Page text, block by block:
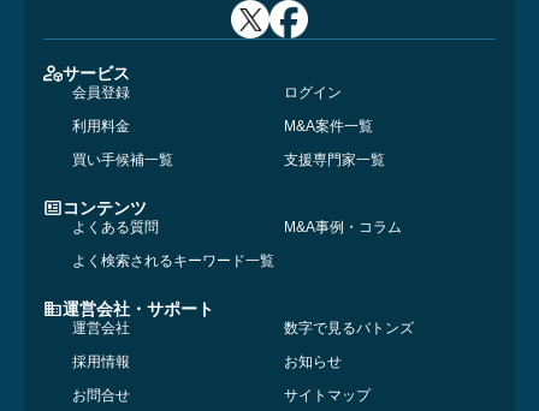
サービス
会員登録
ログイン
利用料金
M&A案件一覧
買い手候補一覧
支援専門家一覧
コンテンツ
よくある質問
M&A事例・コラム
よく検索されるキーワード一覧
運営会社・サポート
運営会社
数字で見るバトンズ
採用情報
お知らせ
お問合せ
サイトマップ